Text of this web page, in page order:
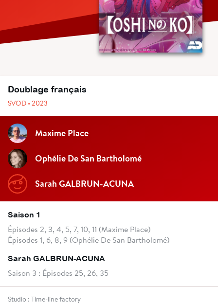
Doublage français
SVOD • 2023
Maxime Place
Ophélie De San Bartholomé
Sarah GALBRUN-ACUNA
Saison 1
Épisodes 2, 3, 4, 5, 7, 10, 11 (Maxime Place)
Épisodes 1, 6, 8, 9 (Ophélie De San Bartholomé)
Sarah GALBRUN-ACUNA
Saison 3 : Épisodes 25, 26, 35
Studio : Time-line factory